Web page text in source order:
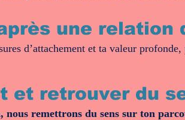
une relation
d’attachement et ta valeur
et retrouver du
nous remettrons du sens sur ton